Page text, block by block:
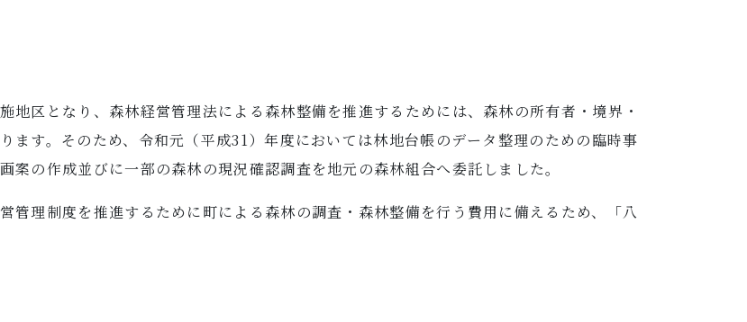
地区となり、森林経営管理法による森林整備を推進するためには、森林の所有者・境界・
ます。そのため、令和元（平成31）年度においては林地台帳のデータ整理のための臨時事
の作成並びに一部の森林の現況確認調査を地元の森林組合へ委託しました。
管理制度を推進するために町による森林の調査・森林整備を行う費用に備えるため、「八